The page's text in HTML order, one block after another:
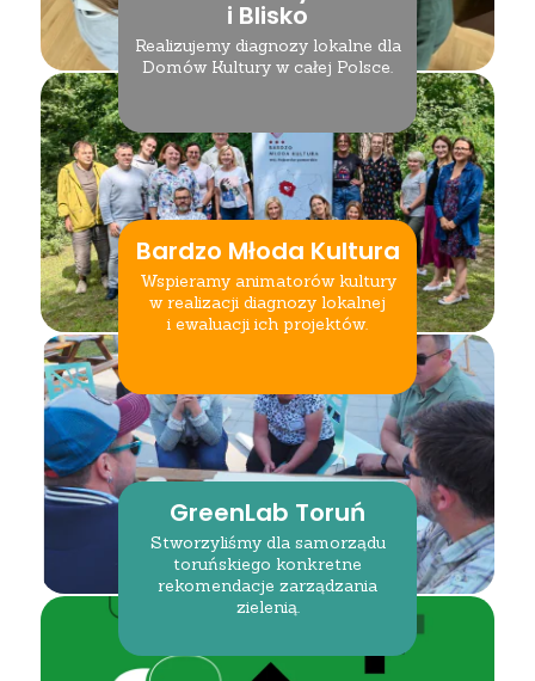
i Blisko
Realizujemy diagnozy lokalne dla
Domów Kultury w całej Polsce.
Bardzo Młoda Kultura
Wspieramy animatorów kultury
w realizacji diagnozy lokalnej
i ewaluacji ich projektów.
GreenLab Toruń
Stworzyliśmy dla samorządu
toruńskiego konkretne
rekomendacje zarządzania
zielenią.